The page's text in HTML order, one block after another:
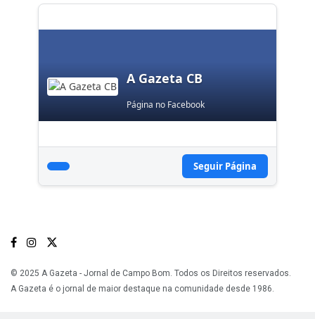
A Gazeta CB
Página no Facebook
Seguir Página
© 2025 A Gazeta - Jornal de Campo Bom. Todos os Direitos reservados.
A Gazeta é o jornal de maior destaque na comunidade desde 1986.